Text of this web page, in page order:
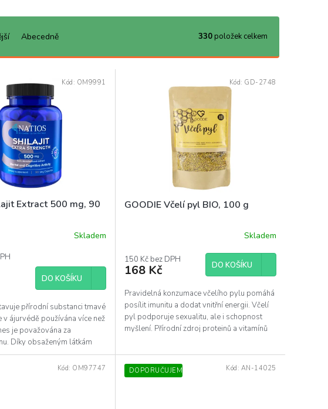
Abecedně 330 položek celkem
Extract 500 mg, 90
Skladem
DO KOŠÍKU
přírodní substanci tmavé
v ájurvédě používána více než
je považována za
Díky obsaženým látkám
Kód: OM9991
GOODIE Včelí pyl BIO, 100 g
Skladem
150 Kč bez DPH
168 Kč DO KOŠÍKU
Pravidelná konzumace včelího pylu pomáhá
posílit imunitu a dodat vnitřní energii. Včelí
pyl podporuje sexualitu, ale i schopnost
myšlení. Přírodní zdroj proteinů a vitamínů
Kód: GD-2748
Kód: OM97747 DOPORUČUJEME Kód: AN-14025